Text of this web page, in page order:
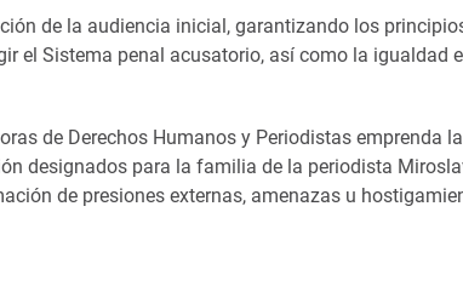
de la audiencia inicial, garantizando los
el Sistema penal acusatorio, así como la igualdad
de Derechos Humanos y Periodistas emprenda
designados para la familia de la periodista
de presiones externas, amenazas u